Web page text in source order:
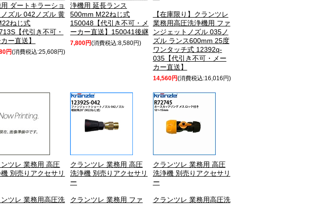
ダートキラーショ
ノズル 042ノズル 黄
ねじ式
【代引き不可・
ー直送】
円(消費税込:25,608円)
浄機用 延長ランス
500mm M22ねじ式
150048【代引き不可・メ
ーカー直送】150041後継
7,800円(消費税込:8,580円)
【在庫限り】クランツレ
業務用高圧洗浄機用 ファ
ンジェットノズル 035ノ
ズル ランス600mm 25度
ワンタッチ式 12392q-
035【代引き不可・メー
カー直送】
14,560円(消費税込:16,016円)
ツレ 業務用 高圧
別売りアクセサリ
ツレ 業務用高圧洗
クランツレ 業務用 高圧
洗浄機 別売りアクセサリ
ー
クランツレ 業務用 ファ
クランツレ 業務用 高圧
洗浄機 別売りアクセサリ
ー
クランツレ 業務用高圧洗